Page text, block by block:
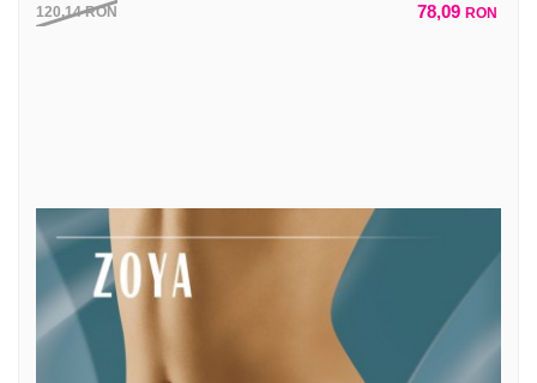
120,14RON 78,09 RON